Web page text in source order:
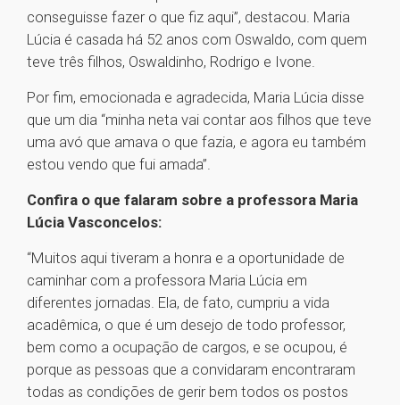
conseguisse fazer o que fiz aqui”, destacou. Maria
Lúcia é casada há 52 anos com Oswaldo, com quem
teve três filhos, Oswaldinho, Rodrigo e Ivone.
Por fim, emocionada e agradecida, Maria Lúcia disse
que um dia “minha neta vai contar aos filhos que teve
uma avó que amava o que fazia, e agora eu também
estou vendo que fui amada”.
Confira o que falaram sobre a professora Maria
Lúcia Vasconcelos:
“Muitos aqui tiveram a honra e a oportunidade de
caminhar com a professora Maria Lúcia em
diferentes jornadas. Ela, de fato, cumpriu a vida
acadêmica, o que é um desejo de todo professor,
bem como a ocupação de cargos, e se ocupou, é
porque as pessoas que a convidaram encontraram
todas as condições de gerir bem todos os postos